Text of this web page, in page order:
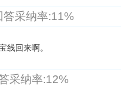
答采纳率:11%
线回来啊。
采纳率:12%